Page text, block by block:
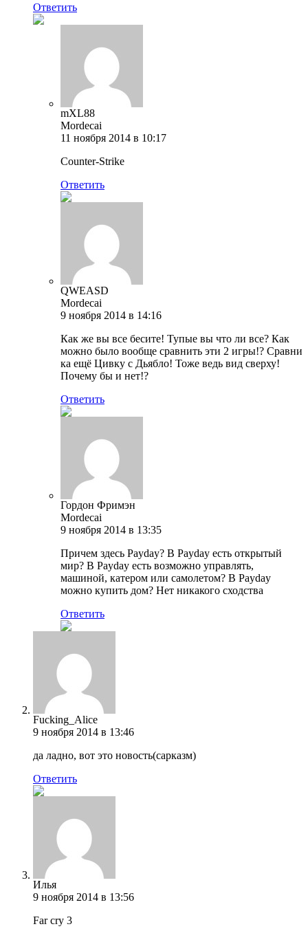
Ответить
mXL88
Mordecai
11 ноября 2014 в 10:17
Counter-Strike
Ответить
QWEASD
Mordecai
9 ноября 2014 в 14:16
Как же вы все бесите! Тупые вы что ли все? Как
можно было вообще сравнить эти 2 игры!? Сравни
ка ещё Цивку с Дьябло! Тоже ведь вид сверху!
Почему бы и нет!?
Ответить
Гордон Фримэн
Mordecai
9 ноября 2014 в 13:35
Причем здесь Payday? В Payday есть открытый
мир? В Payday есть возможно управлять,
машиной, катером или самолетом? В Payday
можно купить дом? Нет никакого сходства
Ответить
Fucking_Alice
9 ноября 2014 в 13:46
да ладно, вот это новость(сарказм)
Ответить
Илья
9 ноября 2014 в 13:56
Far cry 3